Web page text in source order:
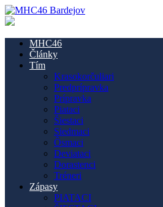
MHC46
Články
Tím
Krasokorčuliari
Predprípravka
Prípravka
Piataci
Šiestaci
Siedmaci
Ôsmaci
Deviataci
Dorastenci
Tréneri
Zápasy
PIATACI